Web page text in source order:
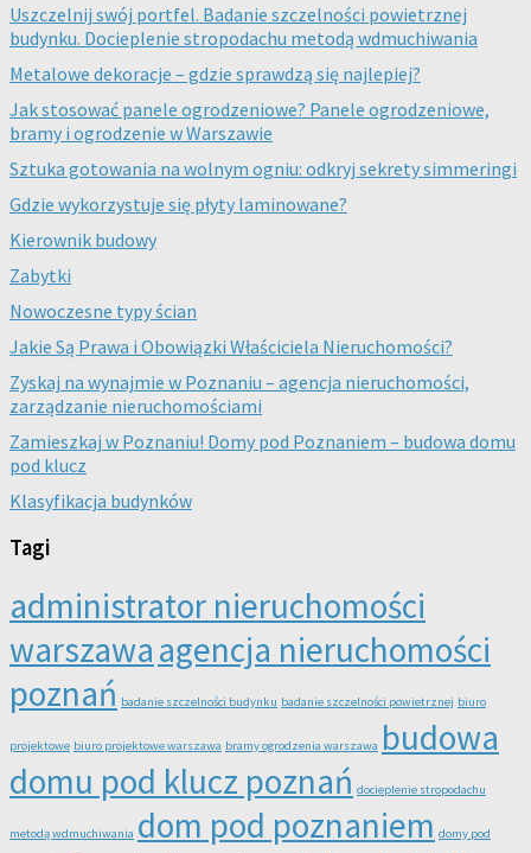
Uszczelnij swój portfel. Badanie szczelności powietrznej
budynku. Docieplenie stropodachu metodą wdmuchiwania
Metalowe dekoracje – gdzie sprawdzą się najlepiej?
Jak stosować panele ogrodzeniowe? Panele ogrodzeniowe,
bramy i ogrodzenie w Warszawie
Sztuka gotowania na wolnym ogniu: odkryj sekrety simmeringi
Gdzie wykorzystuje się płyty laminowane?
Kierownik budowy
Zabytki
Nowoczesne typy ścian
Jakie Są Prawa i Obowiązki Właściciela Nieruchomości?
Zyskaj na wynajmie w Poznaniu – agencja nieruchomości,
zarządzanie nieruchomościami
Zamieszkaj w Poznaniu! Domy pod Poznaniem – budowa domu
pod klucz
Klasyfikacja budynków
Tagi
administrator nieruchomości
warszawaagencja nieruchomości
poznań badanie szczelności budynku badanie szczelności powietrznej biuro
projektowe biuro projektowe warszawa bramy ogrodzenia warszawa budowa
domu pod klucz poznań docieplenie stropodachu
metodą wdmuchiwania dom pod poznaniem domy pod